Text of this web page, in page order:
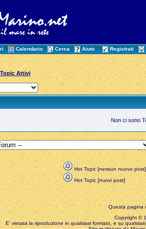
Calendario Cerca Aiuto Registrati
Topic Attivi
Non ci sono
Hot Topic [nessun nuovo post]
Hot Topic [nuovi post]
Questa pagina
Copyright ©
E' vietata la riproduzione in qualsiasi formato, e su